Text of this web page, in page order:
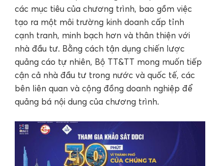
các mục tiêu của chương trình, bao gồm việc
tạo ra một môi trường kinh doanh cấp tỉnh
cạnh tranh, minh bạch hơn và thân thiện với
nhà đầu tư. Bằng cách tận dụng chiến lược
quảng cáo tự nhiên, Bộ TT&TT mong muốn tiếp
cận cả nhà đầu tư trong nước và quốc tế, các
bên liên quan và cộng đồng doanh nghiệp để
quảng bá nội dung của chương trình.